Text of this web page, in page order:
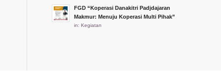
FGD “Koperasi Danakitri Padjdajaran
Makmur: Menuju Koperasi Multi Pihak”
in:Kegiatan